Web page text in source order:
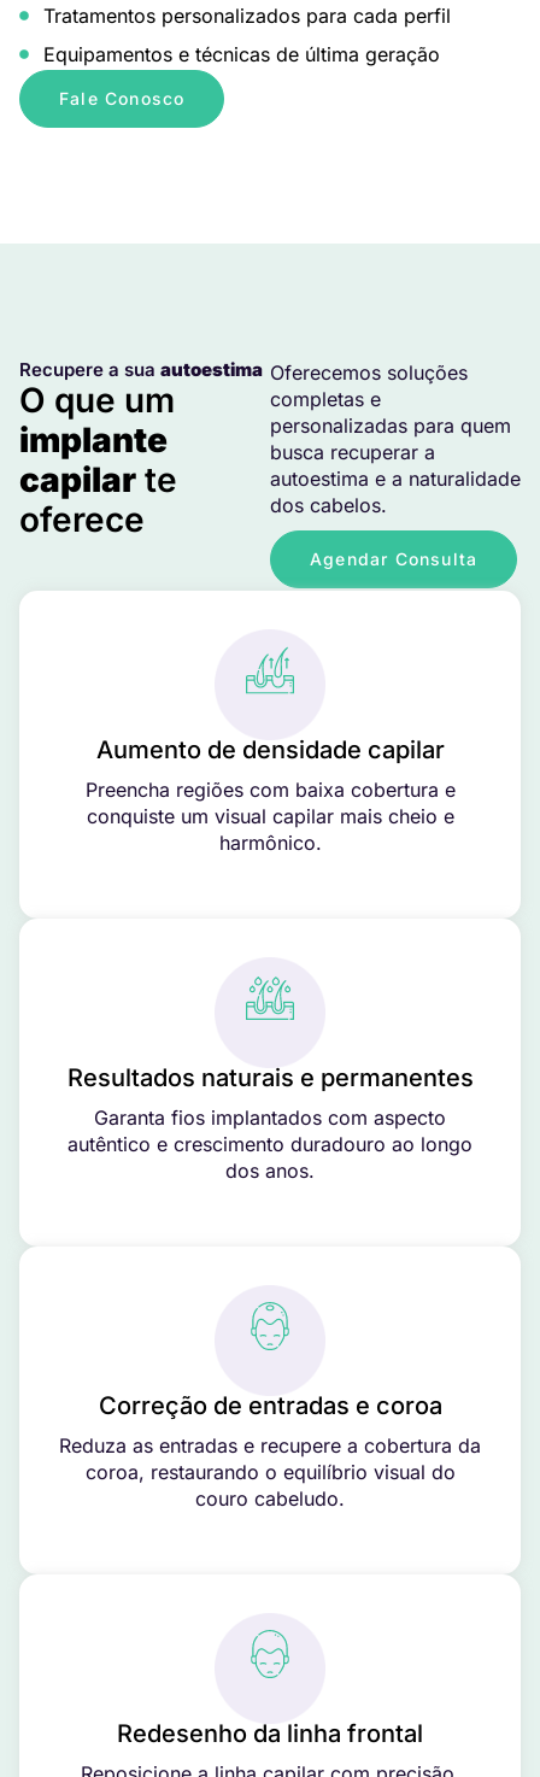
Tratamentos personalizados para cada perfil
Equipamentos e técnicas de última geração
Fale Conosco
Recupere a sua autoestima
O que um
implante
capilar te
oferece
Oferecemos soluções
completas e
personalizadas para quem
busca recuperar a
autoestima e a naturalidade
dos cabelos.
Agendar Consulta
Aumento de densidade capilar
Preencha regiões com baixa cobertura e
conquiste um visual capilar mais cheio e
harmônico.
Resultados naturais e permanentes
Garanta fios implantados com aspecto
autêntico e crescimento duradouro ao longo
dos anos.
Correção de entradas e coroa
Reduza as entradas e recupere a cobertura da
coroa, restaurando o equilíbrio visual do
couro cabeludo.
Redesenho da linha frontal